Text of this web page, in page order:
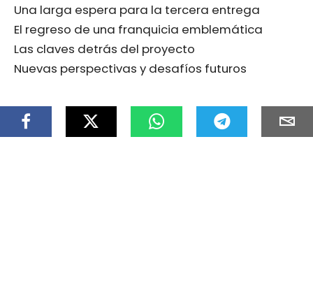
Una larga espera para la tercera entrega
El regreso de una franquicia emblemática
Las claves detrás del proyecto
Nuevas perspectivas y desafíos futuros